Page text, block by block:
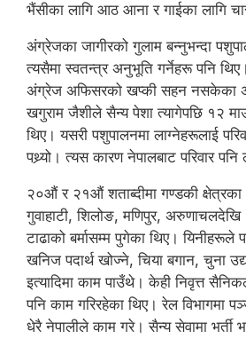
भैंसीका लागि आठ आना र गाईका लागि
अंग्रेजका जागीरको गुलाम बन्नुभन्दा
त्यसैमा स्वतन्त्र अनुभूति गर्नेहरू पनि
अंग्रेज अफिसरको खप्की सहन नसकेका
खगुराम जैशीले सैन्य पेशा त्यागेपछि १२
थिए। यसरी पशुपालनमा लाग्नेहरूलाई
पथ्र्यो। त्यस कारण नेपालबाट परिवार
२०औं र २१औं शताब्दीमा गण्डकी
गुवाहाटी, शिलोङ, मणिपुर,
टाढाको बर्मासम्म पुगेका थिए।
खनिज पदार्थ खोज्ने, चिया बगान, चुना
इत्यादिमा काम पाउँथे। केही निवृत्त
पनि काम गरिरहेका थिए। रेल विभागमा
धेरै नेपालीले काम गरे। सैन्य सेवामा भर्ती